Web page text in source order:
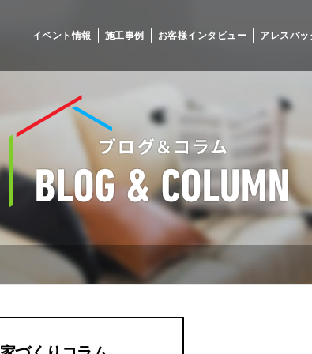
イベント情報 施工事例 お客様インタビュー アレスパッ